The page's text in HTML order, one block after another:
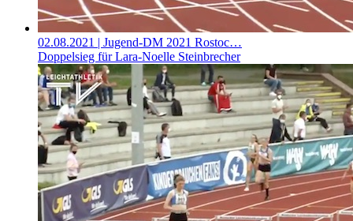
02.08.2021 | Jugend-DM 2021 Rostoc…
Doppelsieg für Lara-Noelle Steinbrecher